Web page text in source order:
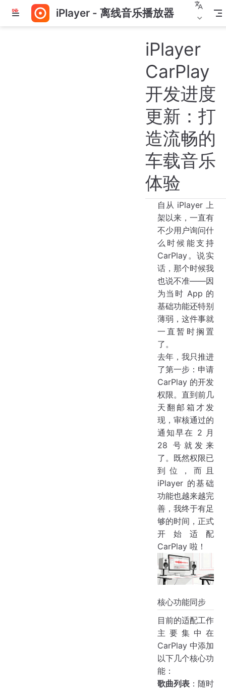
跳
iPlayer - 离线音乐播放器
iPlayer
CarPlay
开发进度
更新：打
造流畅的
车载音乐
体验
自从 iPlayer 上
架以来，一直有
不少用户询问什
么时候能支持
CarPlay。说实
话，那个时候我
也说不准——因
为当时 App 的
基础功能还特别
薄弱，这件事就
一直暂时搁置
了。
去年，我只推进
了第一步：申请
CarPlay 的开发
权限。直到前几
天翻邮箱才发
现，审核通过的
通知早在 2 月
28 号就发来
了。既然权限已
到位，而且
iPlayer 的基础
功能也越来越完
善，我终于有足
够的时间，正式
开始适配
CarPlay 啦！
核心功能同步
目前的适配工作
主要集中在
CarPlay 中添加
以下几个核心功
能：
歌曲列表 ：随时